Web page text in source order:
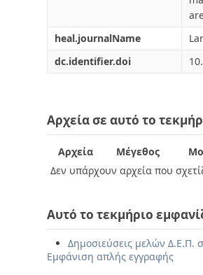
heal.journalName
dc.identifier.doi
Αρχεία σε αυτό το
Αρχεία Μέγεθος
Δεν υπάρχουν αρχεία που
Αυτό το τεκμήριο
Δημοσιεύσεις μελών Δ.Ε.Π.
Εμφάνιση απλής εγγραφής